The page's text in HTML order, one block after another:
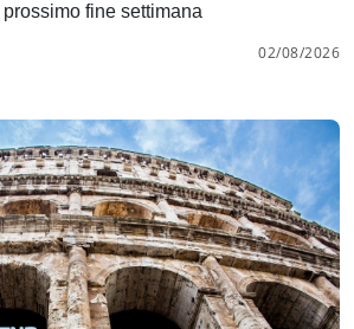
fine settimana
02/08/2026